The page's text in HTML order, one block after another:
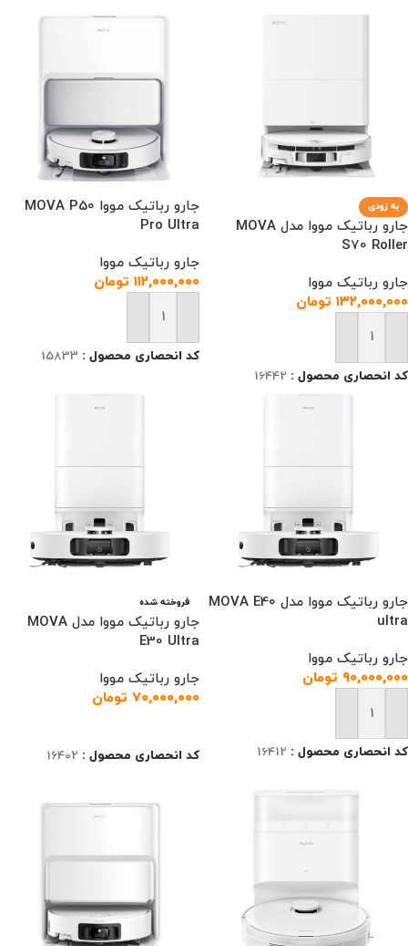
به زودی
جارو رباتیک مووا مدل MOVA
S70 Roller
جارو رباتیک مووا
۱۳۲,۰۰۰,۰۰۰ تومان
افزودن به سبد خرید
کد انحصاری محصول : 16442
جارو رباتیک مووا MOVA P50
Pro Ultra
جارو رباتیک مووا
۱۱۲,۰۰۰,۰۰۰ تومان
افزودن به سبد خرید
کد انحصاری محصول : 15833
جارو رباتیک مووا مدل MOVA E40
ultra
جارو رباتیک مووا
۹۰,۰۰۰,۰۰۰ تومان
افزودن به سبد خرید
کد انحصاری محصول : 16412
فروخته شده
جارو رباتیک مووا مدل MOVA
E30 Ultra
جارو رباتیک مووا
۷۰,۰۰۰,۰۰۰ تومان
کد انحصاری محصول : 16402